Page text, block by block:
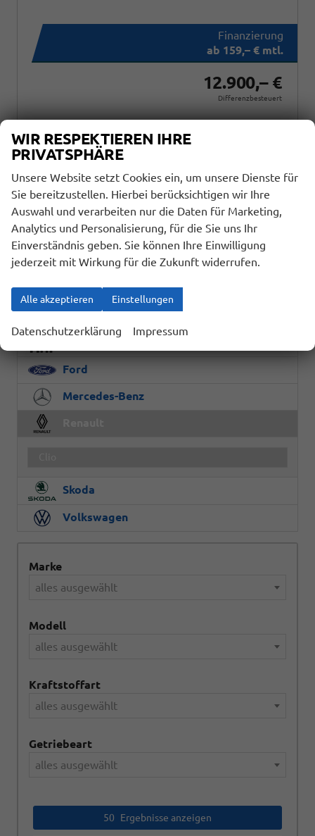
ab 159,– € mtl.
12.900,– €
Differenzbesteuert
Wir rufen Sie an
Fahrzeugexposé (PDF)
Fahrzeug parken
Fahrzeugnr.
Geparkte Fahrzeuge (0)
Audi
BYD
Dacia
Ford
Mercedes-Benz
Skoda
Volkswagen
Marke
alles ausgewählt
Modell
alles ausgewählt
Kraftstoffart
alles ausgewählt
Getriebeart
alles ausgewählt
50 Ergebnisse anzeigen
WIR RESPEKTIEREN IHRE
PRIVATSPHÄRE
Unsere Website setzt Cookies ein, um unsere Dienste für
Sie bereitzustellen. Hierbei berücksichtigen wir Ihre
Auswahl und verarbeiten nur die Daten für Marketing,
Analytics und Personalisierung, für die Sie uns Ihr
Einverständnis geben. Sie können Ihre Einwilligung
jederzeit mit Wirkung für die Zukunft widerrufen.
Alle akzeptieren Einstellungen
Datenschutzerklärung Impressum